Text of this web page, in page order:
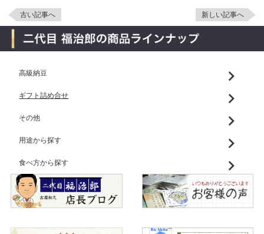
古い記事へ 新しい記事へ
高級納豆
ギフト詰め合せ
その他
用途から探す
食べ方から探す